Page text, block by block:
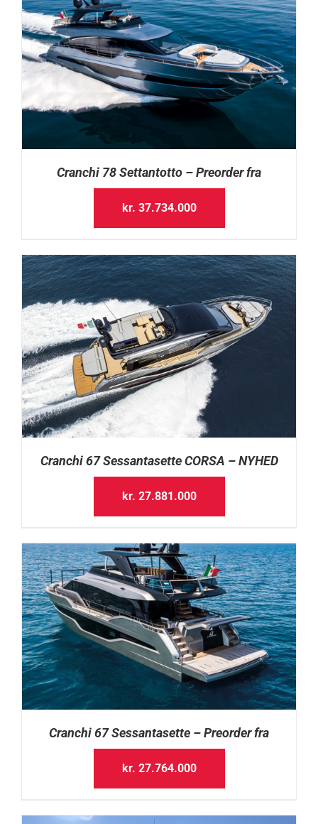
Cranchi 78 Settantotto – Preorder fra
kr. 37.734.000
Cranchi 67 Sessantasette CORSA – NYHED
kr. 27.881.000
Cranchi 67 Sessantasette – Preorder fra
kr. 27.764.000